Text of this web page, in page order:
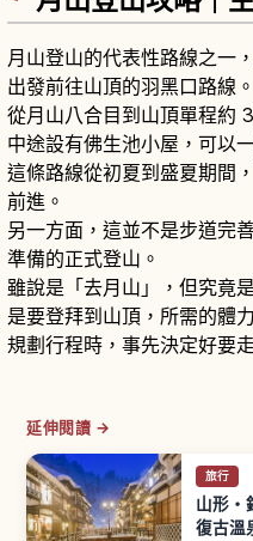
月山登山的代表性路線之一
出發前往山頂的羽黑口路線。
從月山八合目到山頂單程約
中途設有佛生池小屋，可以
這條路線從初夏到盛夏期間
前進。
另一方面，這並不是步道完
準備的正式登山。
雖說是「去月山」，但究竟
是要登拜到山頂，所需的體
規劃行程時，事先決定好要
延伸閱讀 →
旅行
山形・
復古溫